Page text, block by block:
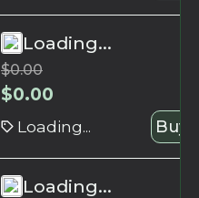
Loading...
$0.00
$0.00
Loading... Buy
Loading...